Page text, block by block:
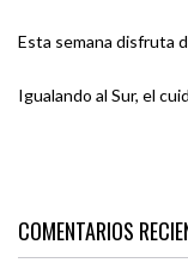
Esta semana disfruta
Igualando al Sur, el
COMENTARIOS